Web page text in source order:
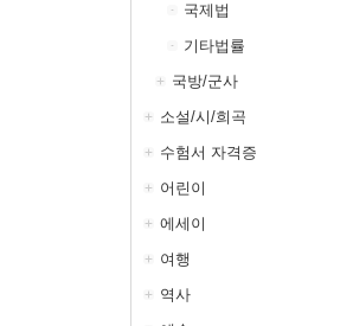
국제법
기타법률
국방/군사
소설/시/희곡
수험서 자격증
어린이
에세이
여행
역사